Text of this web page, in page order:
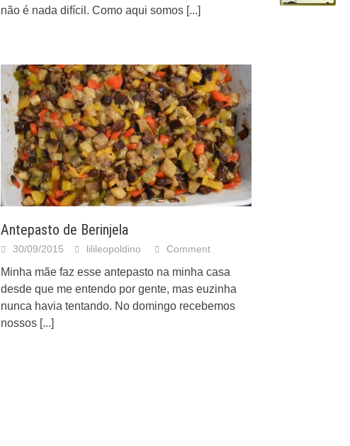
não é nada difícil. Como aqui somos [...]
Antepasto de Berinjela
30/09/2015 lilileopoldino Comment
Minha mãe faz esse antepasto na minha casa
desde que me entendo por gente, mas euzinha
nunca havia tentando. No domingo recebemos
nossos [...]